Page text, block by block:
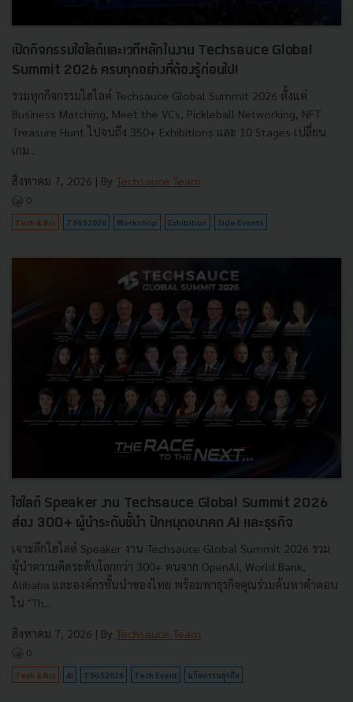
เปิดกิจกรรมไฮไลต์และเวทีหลักในงาน Techsauce Global
Summit 2026 ครบทุกอย่างที่ต้องรู้ก่อนไป!
รวมทุกกิจกรรมไฮไลต์ Techsauce Global Summit 2026 ตั้งแต่
Business Matching, Meet the VCs, Pickleball Networking, NFT
Treasure Hunt ไปจนถึง 350+ Exhibitions และ 10 Stages เปลี่ยน
เกม...
สิงหาคม 7, 2026 | By Techsauce Team
0
Tech & Biz TSGS2026 Workshop Exhibition Side Events
ไฮไลต์ Speaker งาน Techsauce Global Summit 2026
ส่อง 300+ ผู้นำระดับชั้นำ ปักหมุดอนาคต AI และธุรกิจ
เจาะลึกไฮไลต์ Speaker งาน Techsauce Global Summit 2026 รวม
ผู้นำความคิดระดับโลกกว่า 300+ คนจาก OpenAI, World Bank,
Alibaba และองค์กรชั้นนำของไทย พร้อมพาธุรกิจคุณร่วมค้นหาคำตอบ
ใน "Th...
สิงหาคม 7, 2026 | By Techsauce Team
0
Tech & Biz AI TSGS2026 Tech Event นวัตกรรมธุรกิจ